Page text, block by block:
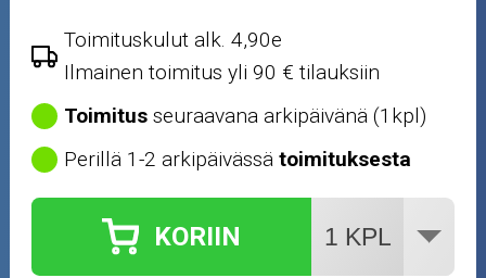
Toimituskulut alk. 4,90e
Ilmainen toimitus yli 90 € tilauksiin
Toimitus seuraavana arkipäivänä (1kpl)
Perillä 1-2 arkipäivässätoimituksesta
KORIIN